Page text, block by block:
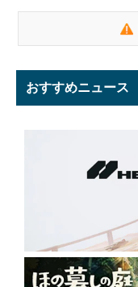
おすすめニュース